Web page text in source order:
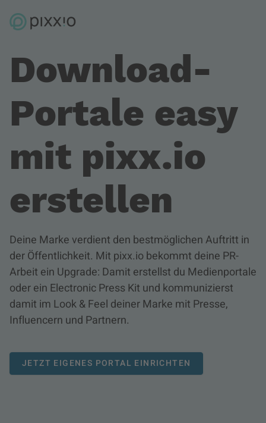
Download-
Portale easy
mit pixx.io
erstellen
Deine Marke verdient den bestmöglichen Auftritt in
der Öffentlichkeit. Mit pixx.io bekommt deine PR-
Arbeit ein Upgrade: Damit erstellst du Medienportale
oder ein Electronic Press Kit und kommunizierst
damit im Look & Feel deiner Marke mit Presse,
Influencern und Partnern.
JETZT EIGENES PORTAL EINRICHTEN